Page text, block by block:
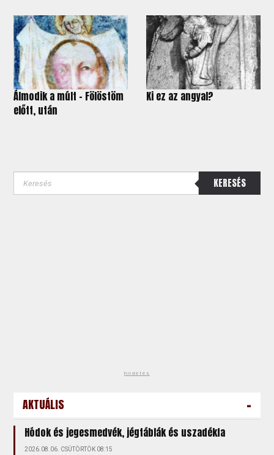
Álmodik a múlt - Fölöstöm
előtt, után
Ki ez az angyal?
KERESÉS
hirdetés
AKTUÁLIS -
Hódok és jegesmedvék, jégtáblák és uszadékfa
2026.08.06. CSÜTÖRTÖK 08:15